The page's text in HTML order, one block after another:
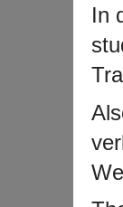
In